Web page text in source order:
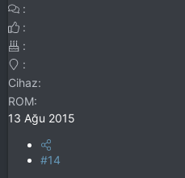
Cihaz
ROM
13 Ağu 2015
#14